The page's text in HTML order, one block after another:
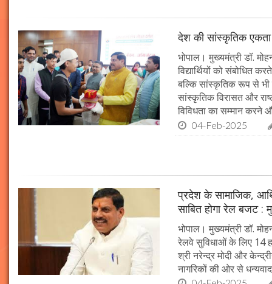
देश की सांस्कृतिक
भोपाल। मुख्यमंत्री डॉ.
विद्यार्थियों को संबोधित
बल्कि सांस्कृतिक रूप से भी
सांस्कृतिक विरासत और
विविधता का सम्मान
04-Feb-2025
प्रदेश के सामाजिक,
साबित होगा रेल बजट :
भोपाल। मुख्यमंत्री डॉ.
रेलवे सुविधाओं के लिए 14
श्री नरेन्द्र मोदी और
नागरिकों की ओर से